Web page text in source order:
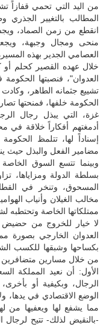
من اليد التي تحمي قفازاً
المطالب بالتغيير
انقطع من زمن الصماد،
منحى ومجال وجبهة،
العصامي الجدير بهذه
خلال عهده القصير كحلم أو
العدوان"، فنصبتها
تشييع جثمانه الطاهر،
الحكومة خلفها، فمنحتها
غزة، التي يبذل رجال
أدمغتهم أفكاراً خلاقة في
إسناداً لها، تتلمظ
مضامير الفعل والبذل حيث
وبينما تتسع السوق
بسلطة الدولة ومزاياها،
المسحوق، وتنخر في
مخالب الغيلان وأنياب
ممتلكاتها الخاصة وتحتطبه
لا خيار للخروج من حضيض
العدوان الخارجي بصورة
بكساحها وشبقها للكسب
من خلال مسارين متضافرين
الأول: أن نعيد المملكة
الرجال، وبكيفية أو
الوضع الاقتصادي في يدها،
مما يشفع لها ويعفيها من
-بالنقيض لذلك- تتيح لرجال